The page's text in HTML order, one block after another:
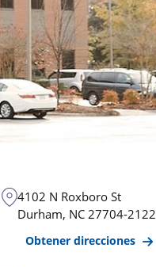
4102 N Roxboro St
Durham, NC 27704-2122
Obtener direcciones